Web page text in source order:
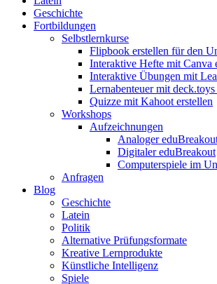
Geschichte
Fortbildungen
Selbstlernkurse
Flipbook erstellen für den
Interaktive Hefte mit Canva
Interaktive Übungen mit
Lernabenteuer mit deck.toys
Quizze mit Kahoot erstellen
Workshops
Aufzeichnungen
Analoger
Digitaler eduBreakout
Computerspiele im
Anfragen
Blog
Geschichte
Latein
Politik
Alternative Prüfungsformate
Kreative Lernprodukte
Künstliche Intelligenz
Spiele